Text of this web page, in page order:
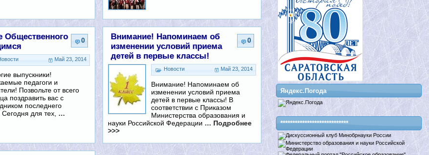
0
Общественного
Май 23, 2014
выпускники!
педагоги и
Позвольте от всего
поздравить вас с
последнего
для тех, …
0
Внимание! Напоминаем об
изменении условий приема
детей в первые классы!
Май 23, 2014
Новости
Внимание! Напоминаем об
изменении условий приема
детей в первые классы! В
соответствии с Приказом
Министерства образования и
науки Российской Федерации … Подробнее
>>>
Яндекс.Погода
****************************